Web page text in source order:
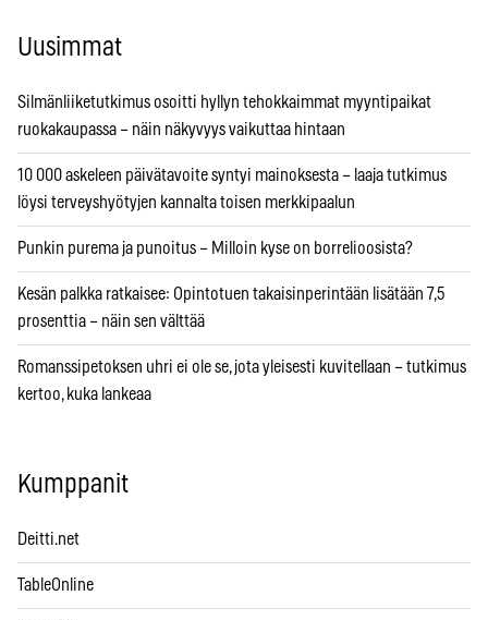
Uusimmat
Silmänliiketutkimus osoitti hyllyn tehokkaimmat myyntipaikat
ruokakaupassa – näin näkyvyys vaikuttaa hintaan
10 000 askeleen päivätavoite syntyi mainoksesta – laaja tutkimus
löysi terveyshyötyjen kannalta toisen merkkipaalun
Punkin purema ja punoitus – Milloin kyse on borrelioosista?
Kesän palkka ratkaisee: Opintotuen takaisinperintään lisätään 7,5
prosenttia – näin sen välttää
Romanssipetoksen uhri ei ole se, jota yleisesti kuvitellaan – tutkimus
kertoo, kuka lankeaa
Kumppanit
Deitti.net
TableOnline